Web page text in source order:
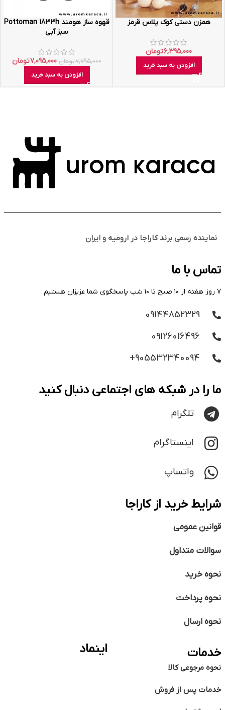
همزن دستی کوک پلاس قرمز
6,395,000تومان
افزودن به سبد خرید
قهوه ساز هومند Pottoman 1833h
سبز آبی
7,795,000تومان 7,095,000تومان
افزودن به سبد خرید
نماینده رسمی برند کاراجا در ارومیه و ایران
تماس با ما
۷ روز هفته از ۱۰ صبح تا ۱۰ شب پاسخگوی شما عزیزان هستیم
09144852329
09126016496
905532340094+
ما را در شبکه های اجتماعی دنبال کنید
تلگرام
اینستاگرام
واتساپ
شرایط خرید از کاراجا
قوانین عمومی
سوالات متداول
نحوه خرید
نحوه پرداخت
نحوه ارسال
خدمات
نحوه مرجوعی کالا
خدمات پس از فروش
اینماد